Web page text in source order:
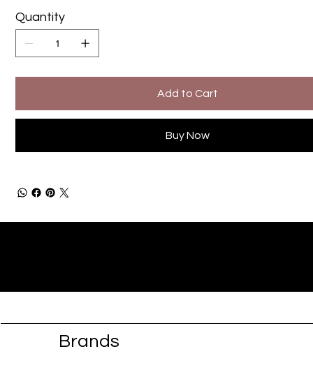
Quantity
Add to Cart
Buy Now
Brands